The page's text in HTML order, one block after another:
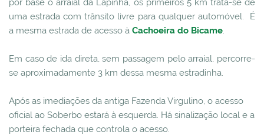
por base o arraial da Lapinha, os primeiros 5 km trata-se de
uma estrada com trânsito livre para qualquer automóvel. É
a mesma estrada de acesso à Cachoeira do Bicame.
Em caso de ida direta, sem passagem pelo arraial, percorre-
se aproximadamente 3 km dessa mesma estradinha.
Após as imediações da antiga Fazenda Virgulino, o acesso
oficial ao Soberbo estará à esquerda. Há sinalização local e a
porteira fechada que controla o acesso.